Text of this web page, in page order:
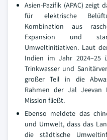
Asien-Pazifik (APAC)
für elektrische
Kombination aus
Expansion und
Umweltinitiativen. Laut
Indien im Jahr 2024–25
Trinkwasser und
großer Teil in die
Rahmen der Jal Jeevan
Mission fließt.
Ebenso meldete das
und Umwelt, dass das
die städtische